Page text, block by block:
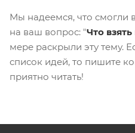
Мы надеемся, что смогли
на ваш вопрос: "Что
мере раскрыли эту тему.
список идей, то пишите
приятно читать!